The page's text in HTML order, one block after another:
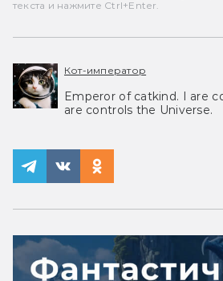
текста и нажмите Ctrl+Enter.
Кот-император
Emperor of catkind. I are
are controls the Universe.